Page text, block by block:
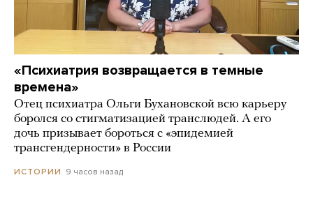
«Психиатрия возвращается в темные
времена»
Отец психиатра Ольги Бухановской всю карьеру
боролся со стигматизацией транслюдей. А его
дочь призывает бороться с «эпидемией
трансгендерности» в России
ИСТОРИИ 9 часов назад